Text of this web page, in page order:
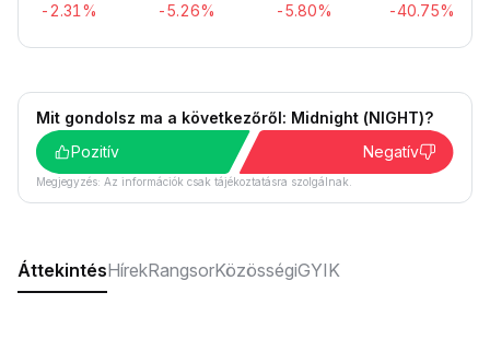
-2.31% -5.26% -5.80% -40.75%
Mit gondolsz ma a következőről: Midnight (NIGHT)?
Pozitív
Negatív
Megjegyzés: Az információk csak tájékoztatásra szolgálnak.
ÁttekintésHírekRangsorKözösségiGYIK